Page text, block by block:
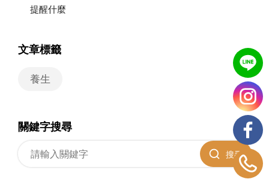
提醒什麼
文章標籤
養生
關鍵字搜尋
搜尋